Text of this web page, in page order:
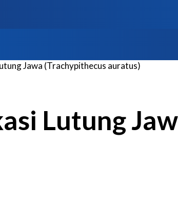
Jawa (Trachypithecus auratus)
Lutung